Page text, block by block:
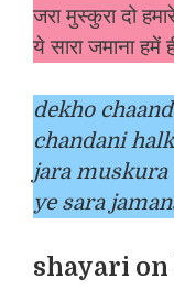
जरा मुस्कुरा दो
ये सारा जमाना हमें
dekho
chandani
jara muskura
ye sara
shayari